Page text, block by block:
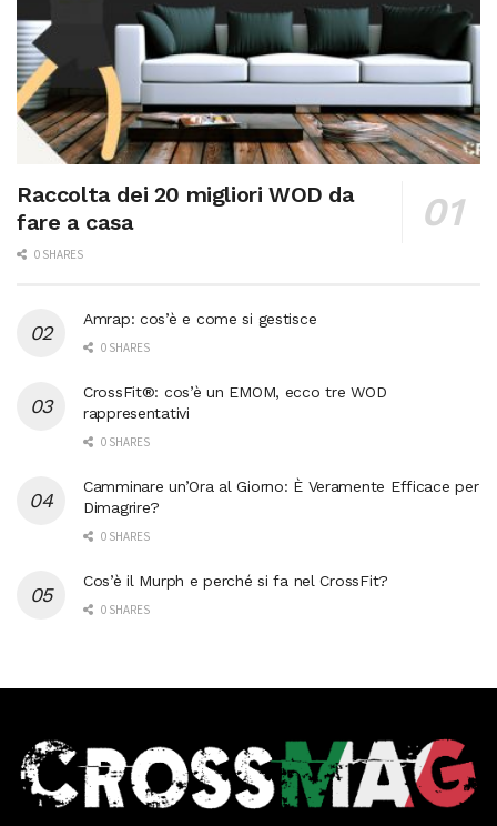
Raccolta dei 20 migliori WOD da
fare a casa
0 SHARES
Amrap: cos’è e come si gestisce
0 SHARES
CrossFit®: cos’è un EMOM, ecco tre WOD
rappresentativi
0 SHARES
Camminare un’Ora al Giorno: È Veramente Efficace per
Dimagrire?
0 SHARES
Cos’è il Murph e perché si fa nel CrossFit?
0 SHARES